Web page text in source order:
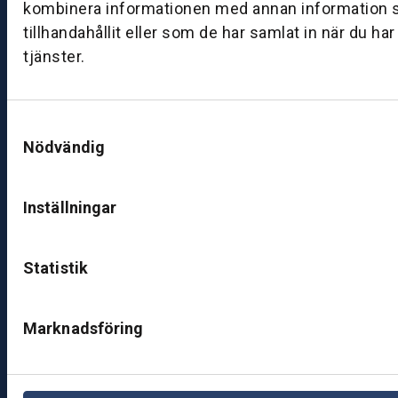
kombinera informationen med annan information
tillhandahållit eller som de har samlat in när du
tjänster.
Nödvändig
Inställningar
Statistik
Marknadsföring
8:
0
0
ik
ö
d